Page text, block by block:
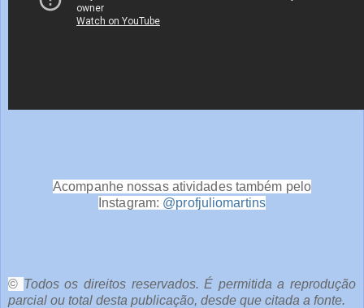
Acompanhe nossas atividades também pelo
Instagram: @profjuliomartins
© Todos os direitos reservados. É permitida a reprodução
parcial ou total desta publicação, desde que citada a fonte.